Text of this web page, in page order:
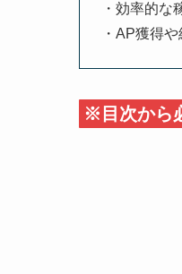
・効率的な
・AP獲得
※目次から